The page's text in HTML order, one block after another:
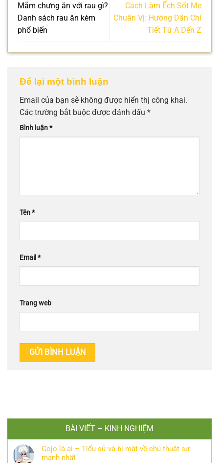
Mắm chưng ăn với rau gì?
Danh sách rau ăn kèm
phổ biến
Cách Làm Ếch Sốt Me
Chuẩn Vị: Hướng Dẫn Chi
Tiết Từ A Đến Z
Để lại một bình luận
Email của bạn sẽ không được hiển thị công khai.
Các trường bắt buộc được đánh dấu *
Bình luận*
Tên*
Email *
Trang web
BÀI VIẾT – KINH NGHIỆM
Gojo là ai – Tiểu sử và bí mật về chú thuật sư
mạnh nhất